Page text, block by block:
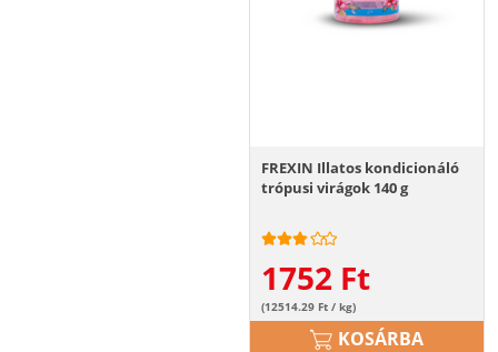
FREXIN Illatos kondicionáló
trópusi virágok 140 g
1752 Ft
(12514.29 Ft / kg)
KOSÁRBA